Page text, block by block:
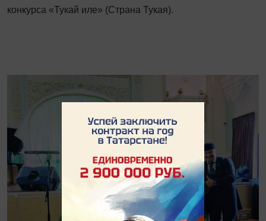
конкурса «Тукай иле» (Страна Тукая).